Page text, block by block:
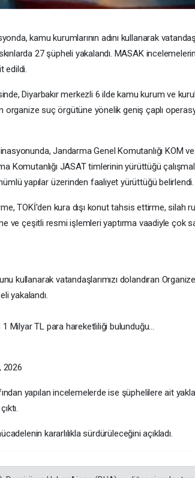
kamu kurumlarının adını kullanarak
27 şüpheli yakalandı. MASAK
edildi.
Diyarbakır merkezli 6 ilde kamu kurum ve
organize suç örgütüne yönelik geniş çaplı
Jandarma Genel Komutanlığı KOM
Komutanlığı JASAT timlerinin yürüttüğü
yapılar üzerinden faaliyet yürüttüğü belirlendi.
TOKİ'den kura dışı konut tahsis ettirme, silah
ve çeşitli resmi işlemleri yaptırma vaadiyle çok
kullanarak vatandaşlarımızı dolandıran
yakalandı.
Milyar TL para hareketliliği bulunduğu…
2026
yapılan incelemelerde ise şüphelilere ait
kararlılıkla sürdürüleceğini açıkladı.